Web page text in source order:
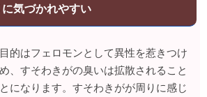
気づかれやすい
的はフェロモンとして異性を惹きつけ
、すそわきがの臭いは拡散されること
になります。すそわきがが周りに感じ